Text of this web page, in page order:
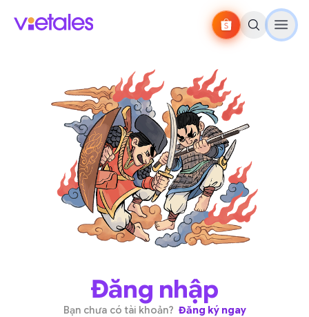
Đăng nhập
Bạn chưa có tài khoản? Đăng ký ngay